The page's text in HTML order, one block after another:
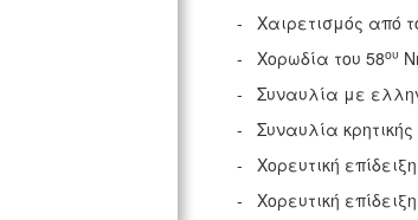
- Χαιρετισμός από
- Χορωδία του 58ου
- Συναυλία με
- Συναυλία
- Χορευτική
- Χορευτική